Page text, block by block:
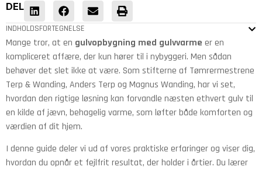
DEL
INDHOLDSFORTEGNELSE
Mange tror, at en gulvopbygning med gulvvarme er en
kompliceret affære, der kun hører til i nybyggeri. Men sådan
behøver det slet ikke at være. Som stifterne af Tømrermestrene
Terp & Wanding, Anders Terp og Magnus Wanding, har vi set,
hvordan den rigtige løsning kan forvandle næsten ethvert gulv til
en kilde af jævn, behagelig varme, som løfter både komforten og
værdien af dit hjem.
I denne guide deler vi ud af vores praktiske erfaringer og viser dig,
hvordan du opnår et fejlfrit resultat, der holder i årtier. Du lærer